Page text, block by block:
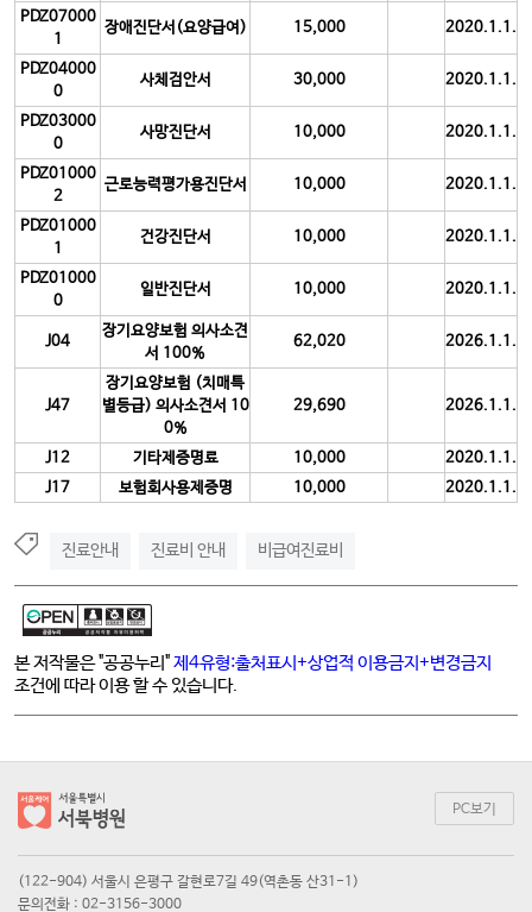
PDZ07000
1
장애진단서(요양급여) 15,000 2020.1.1.
PDZ04000
0
사체검안서 30,000 2020.1.1.
PDZ03000
0
사망진단서 10,000 2020.1.1.
PDZ01000
2
근로능력평가용진단서 10,000 2020.1.1.
PDZ01000
1
건강진단서 10,000 2020.1.1.
PDZ01000
0
일반진단서 10,000 2020.1.1.
J04
장기요양보험 의사소견
서 100%
62,020 2026.1.1.
J47
장기요양보험 (치매특
별등급) 의사소견서 10
0%
29,690 2026.1.1.
J12 기타제증명료 10,000
2020.1.1.
J17
보험회사용제증명 10,000 2020.1.1.
진료안내 진료비 안내 비급여진료비
본 저작물은 "공공누리"제4유형:출처표시+상업적 이용금지+변경금지
조건에 따라 이용 할 수 있습니다.
PC보기
(122-904) 서울시 은평구 갈현로7길 49(역촌동 산31-1)
문의전화 : 02-3156-3000